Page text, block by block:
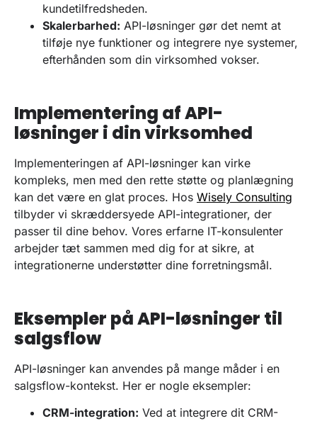
kundetilfredsheden.
Skalerbarhed: API-løsninger gør det nemt at
tilføje nye funktioner og integrere nye systemer,
efterhånden som din virksomhed vokser.
Implementering af API-
løsninger i din virksomhed
Implementeringen af API-løsninger kan virke
kompleks, men med den rette støtte og planlægning
kan det være en glat proces. Hos Wisely Consulting
tilbyder vi skræddersyede API-integrationer, der
passer til dine behov. Vores erfarne IT-konsulenter
arbejder tæt sammen med dig for at sikre, at
integrationerne understøtter dine forretningsmål.
Eksempler på API-løsninger til
salgsflow
API-løsninger kan anvendes på mange måder i en
salgsflow-kontekst. Her er nogle eksempler:
CRM-integration: Ved at integrere dit CRM-